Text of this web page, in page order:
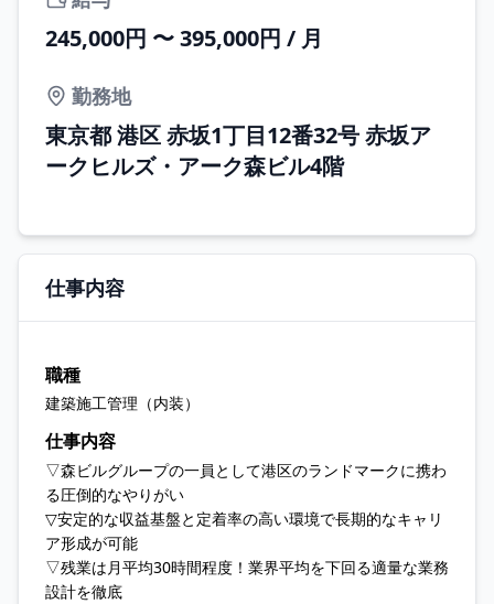
245,000円 〜 395,000円 / 月
勤務地
東京都 港区 赤坂1丁目12番32号 赤坂ア
ークヒルズ・アーク森ビル4階
仕事内容
職種
建築施工管理（内装）
仕事内容
▽森ビルグループの一員として港区のランドマークに携わ
る圧倒的なやりがい
▽安定的な収益基盤と定着率の高い環境で長期的なキャリ
ア形成が可能
▽残業は月平均30時間程度！業界平均を下回る適量な業務
設計を徹底